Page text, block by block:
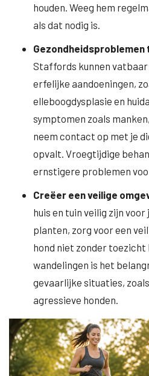
houden. Weeg hem
als dat nodig is.
Gezondheidsproblemen
Staffords kunnen
erfelijke aandoeningen,
elleboogdysplasie en
symptomen zoals
neem contact op met je
opvalt. Vroegtijdige
ernstigere problemen
Creëer een veilige
huis en tuin veilig zijn
planten, zorg voor een
hond niet zonder toezicht
wandelingen is het
gevaarlijke situaties,
agressieve honden.